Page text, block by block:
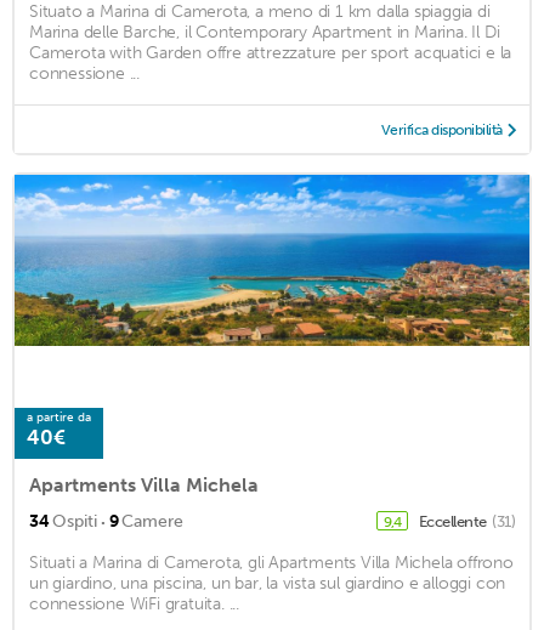
Situato a Marina di Camerota, a meno di 1 km dalla spiaggia di
Marina delle Barche, il Contemporary Apartment in Marina. Il Di
Camerota with Garden offre attrezzature per sport acquatici e la
connessione ...
Verifica disponibilità
a partire da
40€
Apartments Villa Michela
34Ospiti · 9Camere 9,4 Eccellente (31)
Situati a Marina di Camerota, gli Apartments Villa Michela offrono
un giardino, una piscina, un bar, la vista sul giardino e alloggi con
connessione WiFi gratuita. ...